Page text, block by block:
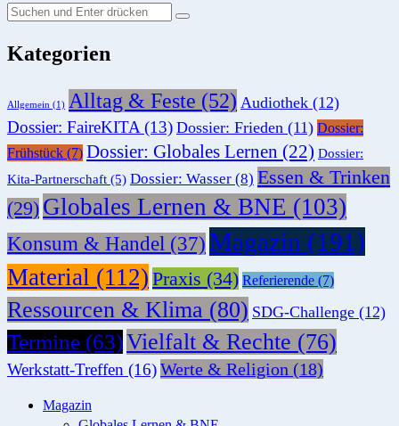
Suchen
nach:
Suche
Kategorien
Allgemein (1) Alltag & Feste (52) Audiothek (12)
Dossier: FaireKITA (13) Dossier: Frieden (11) Dossier:
Frühstück (7) Dossier: Globales Lernen (22) Dossier:
Kita-Partnerschaft (5) Dossier: Wasser (8) Essen & Trinken
(29) Globales Lernen & BNE (103)
Konsum & Handel (37) Magazin (191)
Material (112) Praxis (34) Referierende (7)
Ressourcen & Klima (80) SDG-Challenge (12)
Termine (63)Vielfalt & Rechte (76)
Werkstatt-Treffen (16)Werte & Religion (18)
Magazin